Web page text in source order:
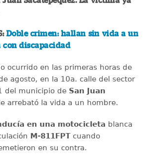
Doble crimen: hallan sin vida a un
con discapacidad
ocurrido en las primeras horas de
agosto, en la 10a. calle del sector
del municipio de San Juan
arrebató la vida a un hombre.
en una motocicleta blanca
M-811FPTcuando
en su contra.